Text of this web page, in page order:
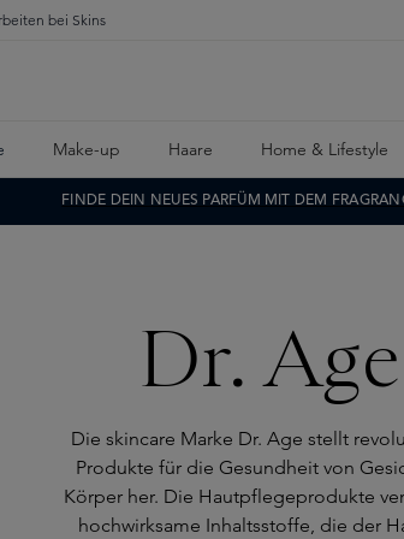
bei Skins
Make-up Haare Home & Lifestyle
FINDE DEIN NEUES PARFÜM MIT DEM
Dr. Age
Die skincare Marke Dr. Age stellt
Produkte für die Gesundheit von
Körper her. Die Hautpflegeprodukte
hochwirksame Inhaltsstoffe, die der